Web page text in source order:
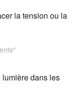
la tension ou la
lumière dans les